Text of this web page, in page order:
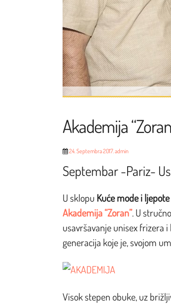
Akademija
24. Septembra 2017.admin
Septembar -Pariz-
U sklopu Kuće mode i ljepote
Akademija “Zoran”. U
usavršavanje unisex frizera
generacija koje je, svojom
Visok stepen obuke, uz